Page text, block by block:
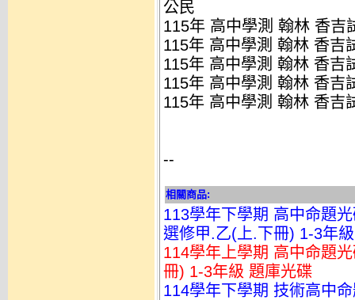
公民
115年 高中學測 翰林 香吉
115年 高中學測 翰林 香吉
115年 高中學測 翰林 香吉
115年 高中學測 翰林 香吉
115年 高中學測 翰林 香吉
--
相關商品:
113學年下學期 高中命題
選修甲.乙(上.下冊) 1-3年
114學年上學期 高中命
冊) 1-3年級 題庫光碟
114學年下學期 技術高中